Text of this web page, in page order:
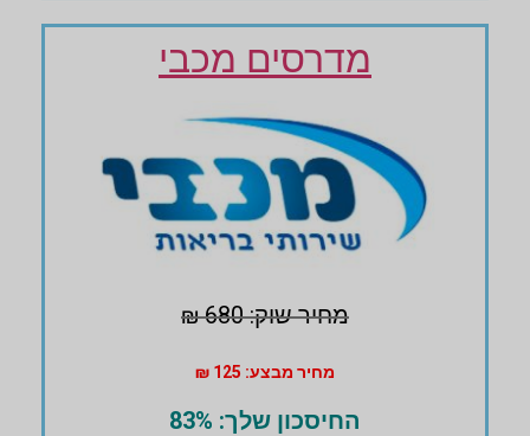
מדרסים מכבי
מחיר שוק: 680 ₪
מחיר מבצע: 125 ₪
החיסכון שלך: 83%